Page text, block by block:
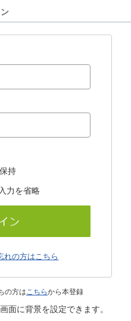
持
力を省略
れの方はこちら
の方はこちらから本登録
面に背景を設定できます。